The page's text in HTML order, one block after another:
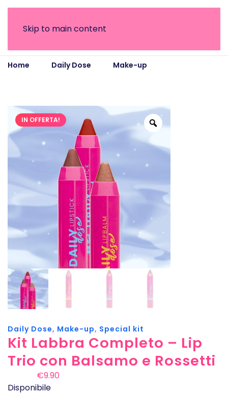
Skip to main content
Home Daily Dose Make-up
IN OFFERTA!
Daily Dose, Make-up, Special kit
Kit Labbra Completo – Lip
Trio con Balsamo e Rossetti
Il
prezzo
€9.90
Disponibile